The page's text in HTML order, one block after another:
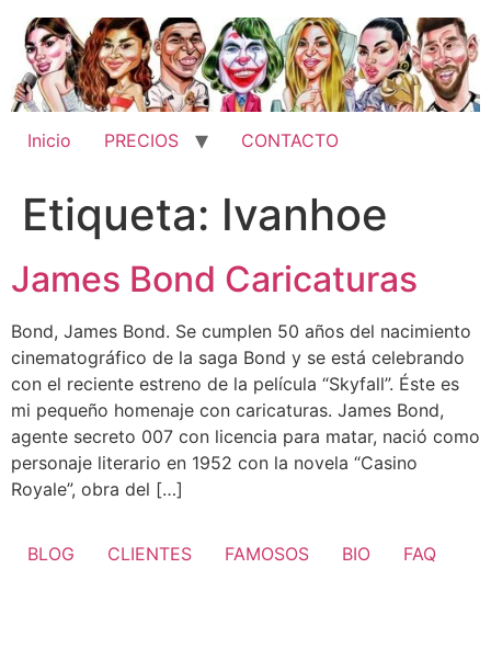
contenido
Inicio PRECIOS CONTACTO
Etiqueta: Ivanhoe
James Bond Caricaturas
Bond, James Bond. Se cumplen 50 años del nacimiento
cinematográfico de la saga Bond y se está celebrando
con el reciente estreno de la película “Skyfall”. Éste es
mi pequeño homenaje con caricaturas. James Bond,
agente secreto 007 con licencia para matar, nació como
personaje literario en 1952 con la novela “Casino
Royale”, obra del […]
BLOG CLIENTES FAMOSOS BIO FAQ